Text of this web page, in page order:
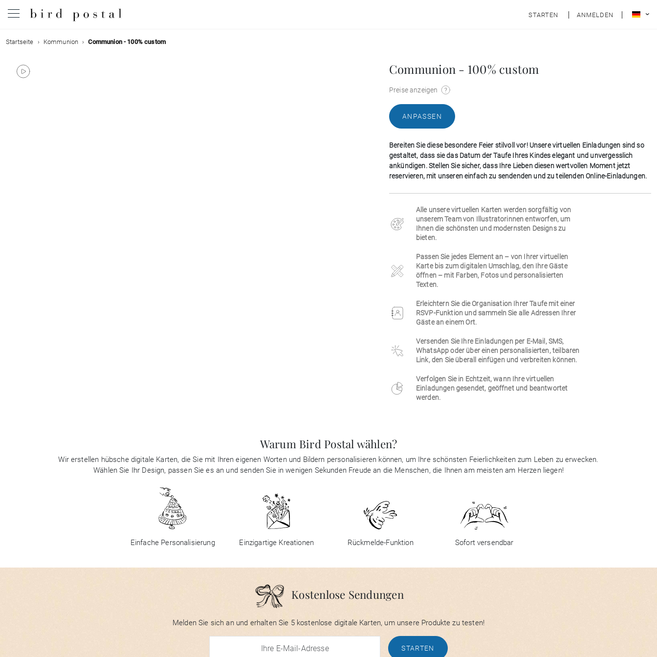
STARTEN ANMELDEN
Hochzeit
Geburt
Startseite Kommunion Communion - 100% custom
Communion - 100% custom
Preise anzeigen
ANPASSEN
Bereiten Sie diese besondere Feier stilvoll vor! Unsere virtuellen Einladungen sind so
gestaltet, dass sie das Datum der Taufe Ihres Kindes elegant und unvergesslich
ankündigen. Stellen Sie sicher, dass Ihre Lieben diesen wertvollen Moment jetzt
reservieren, mit unseren einfach zu sendenden und zu teilenden Online-Einladungen.
Alle unsere virtuellen Karten werden sorgfältig von
unserem Team von Illustratorinnen entworfen, um
Ihnen die schönsten und modernsten Designs zu
bieten.
Passen Sie jedes Element an – von Ihrer virtuellen
Karte bis zum digitalen Umschlag, den Ihre Gäste
öffnen – mit Farben, Fotos und personalisierten
Texten.
Erleichtern Sie die Organisation Ihrer Taufe mit einer
RSVP-Funktion und sammeln Sie alle Adressen Ihrer
Gäste an einem Ort.
Versenden Sie Ihre Einladungen per E-Mail, SMS,
WhatsApp oder über einen personalisierten, teilbaren
Link, den Sie überall einfügen und verbreiten können.
Verfolgen Sie in Echtzeit, wann Ihre virtuellen
Einladungen gesendet, geöffnet und beantwortet
werden.
Warum Bird Postal wählen?
Wir erstellen hübsche digitale Karten, die Sie mit Ihren eigenen Worten und Bildern personalisieren können, um Ihre schönsten Feierlichkeiten zum Leben zu erwecken.
Wählen Sie Ihr Design, passen Sie es an und senden Sie in wenigen Sekunden Freude an die Menschen, die Ihnen am meisten am Herzen liegen!
Einfache Personalisierung Einzigartige Kreationen Rückmelde-Funktion Sofort versendbar
Kostenlose Sendungen
Melden Sie sich an und erhalten Sie 5 kostenlose digitale Karten, um unsere Produkte zu testen!
STARTEN